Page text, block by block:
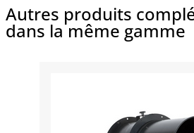
Autres produits
dans la même gamme